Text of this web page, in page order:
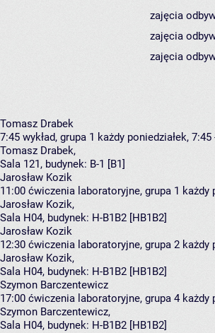
zajęcia
zajęcia
zajęcia
Tomasz Drabek
7:45 wykład, grupa 1 każdy poniedziałek, 7:45
Tomasz Drabek,
Sala 121, budynek: B-1 [B1]
Jarosław Kozik
11:00 ćwiczenia laboratoryjne, grupa 1 każdy
Jarosław Kozik,
Sala H04, budynek: H-B1B2 [HB1B2]
Jarosław Kozik
12:30 ćwiczenia laboratoryjne, grupa 2 każdy
Jarosław Kozik,
Sala H04, budynek: H-B1B2 [HB1B2]
Szymon Barczentewicz
17:00 ćwiczenia laboratoryjne, grupa 4 każdy
Szymon Barczentewicz,
Sala H04, budynek: H-B1B2 [HB1B2]